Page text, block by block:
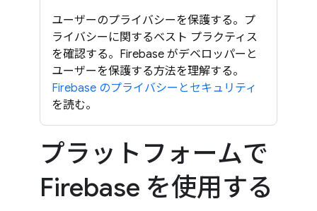
ユーザーのプライバシーを保護する。プ
ライバシーに関するベスト プラクティス
を確認する。Firebase がデベロッパーと
ユーザーを保護する方法を理解する。
Firebase のプライバシーとセキュリティ
を読む。
プラットフォームで
Firebase を使用する